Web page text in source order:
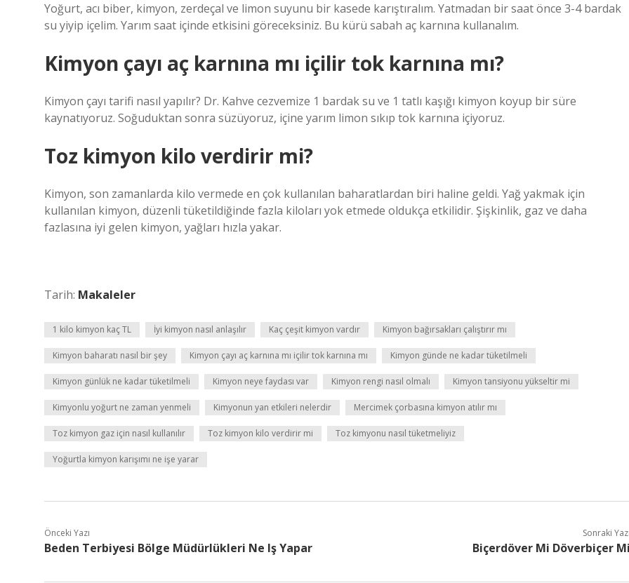
Yoğurt, acı biber, kimyon, zerdeçal ve limon suyunu bir kasede karıştıralım. Yatmadan bir saat önce 3-4 bardak
su yiyip içelim. Yarım saat içinde etkisini göreceksiniz. Bu kürü sabah aç karnına kullanalım.
Kimyon çayı aç karnına mı içilir tok karnına mı?
Kimyon çayı tarifi nasıl yapılır? Dr. Kahve cezvemize 1 bardak su ve 1 tatlı kaşığı kimyon koyup bir süre
kaynatıyoruz. Soğuduktan sonra süzüyoruz, içine yarım limon sıkıp tok karnına içiyoruz.
Toz kimyon kilo verdirir mi?
Kimyon, son zamanlarda kilo vermede en çok kullanılan baharatlardan biri haline geldi. Yağ yakmak için
kullanılan kimyon, düzenli tüketildiğinde fazla kiloları yok etmede oldukça etkilidir. Şişkinlik, gaz ve daha
fazlasına iyi gelen kimyon, yağları hızla yakar.
Tarih: Makaleler
1 kilo kimyon kaç TL İyi kimyon nasıl anlaşılır Kaç çeşit kimyon vardır Kimyon bağırsakları çalıştırır mı
Kimyon baharatı nasıl bir şey Kimyon çayı aç karnına mı içilir tok karnına mı Kimyon günde ne kadar tüketilmeli
Kimyon günlük ne kadar tüketilmeli Kimyon neye faydası var Kimyon rengi nasıl olmalı Kimyon tansiyonu yükseltir mi
Kimyonlu yoğurt ne zaman yenmeli Kimyonun yan etkileri nelerdir Mercimek çorbasına kimyon atılır mı
Toz kimyon gaz için nasıl kullanılır Toz kimyon kilo verdirir mi Toz kimyonu nasıl tüketmeliyiz
Yoğurtla kimyon karışımı ne işe yarar
Önceki Yazı
Beden Terbiyesi Bölge Müdürlükleri Ne Iş Yapar
Sonraki
Biçerdöver Mi Döverbiçer